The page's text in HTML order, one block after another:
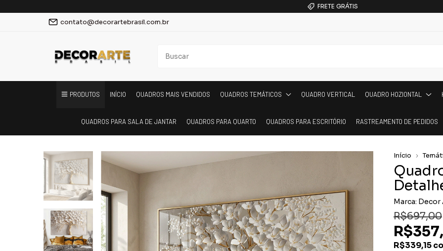
FRETE GRÁTIS
contato@decorartebrasil.com.br
PRODUTOS INÍCIO QUADROS MAIS VENDIDOS QUADROS TEMÁTICOS QUADRO VERTICAL QUADRO HOZIONTAL
QUADROS PARA SALA DE JANTAR QUADROS PARA QUARTO QUADROS PARA ESCRITÓRIO RASTREAMENTO DE PEDIDOS
Início
Marca: Decor
R$697,00
R$339,15